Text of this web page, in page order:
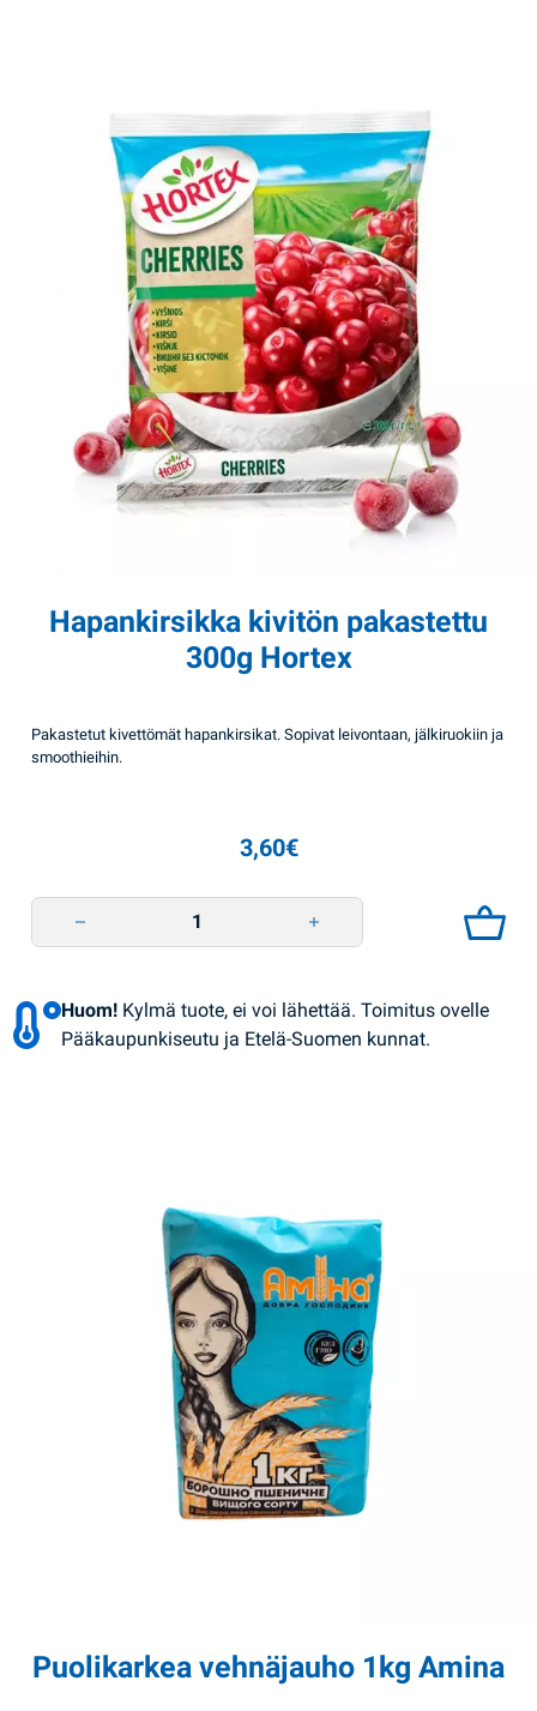
Hapankirsikka kivitön pakastettu
300g Hortex
Pakastetut kivettömät hapankirsikat. Sopivat leivontaan, jälkiruokiin ja
smoothieihin.
3,60€
Huom! Kylmä tuote, ei voi lähettää. Toimitus ovelle
Pääkaupunkiseutu ja Etelä-Suomen kunnat.
Puolikarkea vehnäjauho 1kg Amina